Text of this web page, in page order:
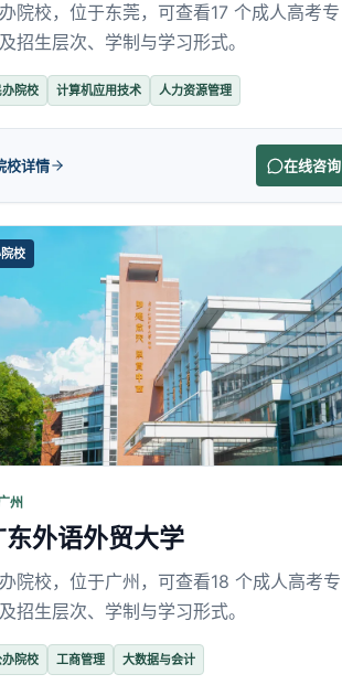
院校，位于东莞，可查看17 个成人高考专
招生层次、学制与学习形式。
办院校 计算机应用技术 人力资源管理
校详情 在线咨询
校
州
东外语外贸大学
院校，位于广州，可查看18 个成人高考专
招生层次、学制与学习形式。
院校 工商管理 大数据与会计